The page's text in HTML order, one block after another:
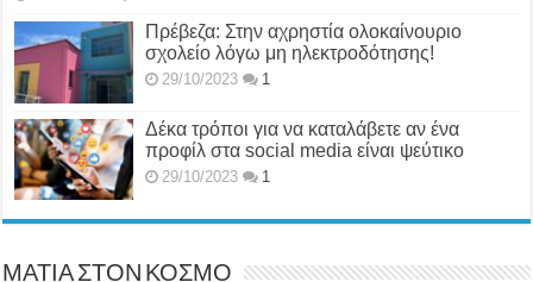
Πρέβεζα: Στην αχρηστία ολοκαίνουριο
σχολείο λόγω μη ηλεκτροδότησης!
29/10/2023 1
Δέκα τρόποι για να καταλάβετε αν ένα
προφίλ στα social media είναι ψεύτικο
29/10/2023 1
ΜΑΤΙΑ ΣΤΟΝ ΚΟΣΜΟ